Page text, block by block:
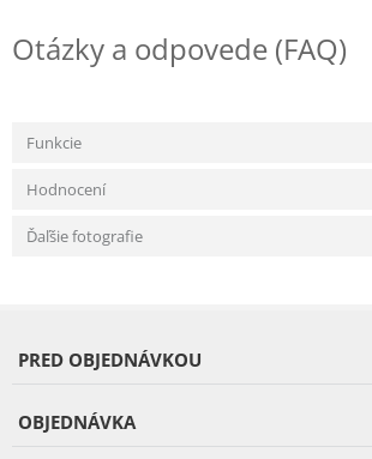
Otázky a odpovede (FAQ)
Funkcie
Hodnocení
Ďaľšie fotografie
PRED OBJEDNÁVKOU
OBJEDNÁVKA